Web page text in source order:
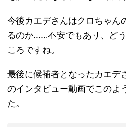
今後カエデさんはクロちゃん
るのか……不安でもあり、ど
ころですね。
最後に候補者となったカエデ
のインタビュー動画でこのよ
た。